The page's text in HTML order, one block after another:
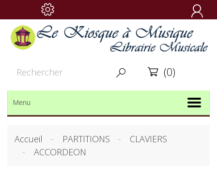

  (0)
Menu
Accueil PARTITIONS
CLAVIERS
ACCORDEON